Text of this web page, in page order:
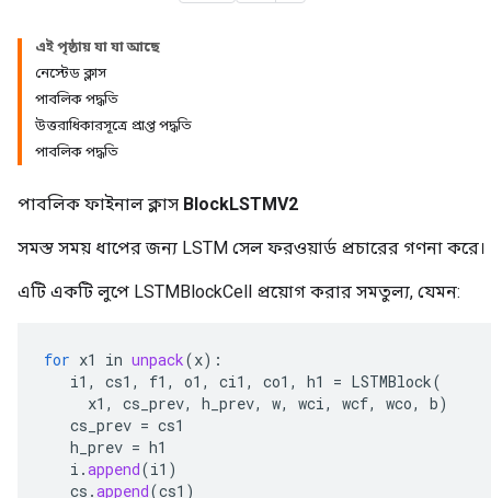
এই পৃষ্ঠায় যা যা আছে
নেস্টেড ক্লাস
পাবলিক পদ্ধতি
উত্তরাধিকারসূত্রে প্রাপ্ত পদ্ধতি
পাবলিক পদ্ধতি
পাবলিক ফাইনাল ক্লাস BlockLSTMV2
সমস্ত সময় ধাপের জন্য LSTM সেল ফরওয়ার্ড প্রচারের গণনা করে।
এটি একটি লুপে LSTMBlockCell প্রয়োগ করার সমতুল্য, যেমন:
for x1 in unpack(x):
i1 , cs1 , f1 , o1 , ci1 , co1 , h1 = LSTMBlock(
x1 , cs_prev, h_prev, w, wci, wcf, wco, b)
cs_prev = cs1
h_prev = h1
i .append(i1 )
cs .append(cs1 )